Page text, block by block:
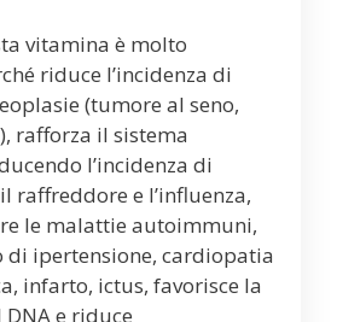
vitamina è molto
riduce l’incidenza di
(tumore al seno,
rafforza il sistema
l’incidenza di
raffreddore e l’influenza,
le malattie autoimmuni,
di ipertensione, cardiopatia
infarto, ictus, favorisce la
e riduce